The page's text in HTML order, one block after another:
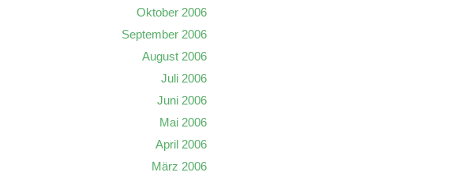
Oktober 2006
September 2006
August 2006
Juli 2006
Juni 2006
Mai 2006
April 2006
März 2006